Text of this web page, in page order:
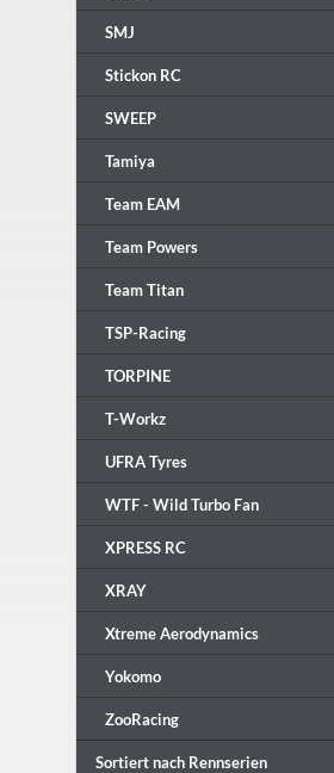
SMJ
Stickon RC
SWEEP
Tamiya
Team EAM
Team Powers
Team Titan
TSP-Racing
TORPINE
T-Workz
UFRA Tyres
WTF - Wild Turbo Fan
XPRESS RC
XRAY
Xtreme Aerodynamics
Yokomo
ZooRacing
Sortiert nach Rennserien